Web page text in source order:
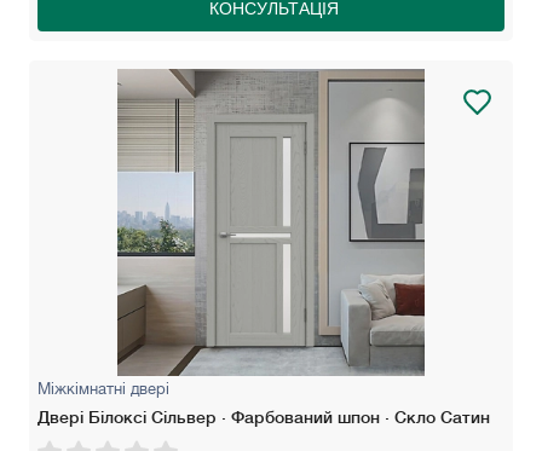
КОНСУЛЬТАЦІЯ
Міжкімнатні двері
Двері Білоксі Сільвер · Фарбований шпон · Скло Сатин